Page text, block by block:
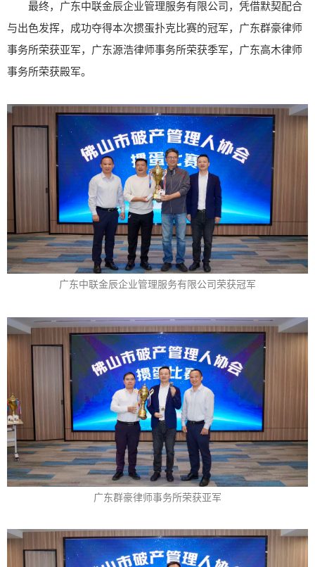
最终，广东中联金辰企业管理服务有限公司，凭借默契配合
与出色发挥，成功夺得本次掼蛋扑克比赛的冠军， 广东群豪律师
事务所荣获亚军，广东源浩律师事务所荣获季军，广东高木律师
事务所荣获殿军。
广东中联金辰企业管理服务有限公司荣获冠军
广东群豪律师事务所荣获亚军